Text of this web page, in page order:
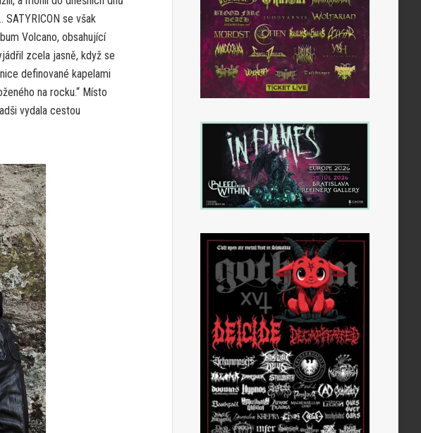
se však
Volcano, obsahující
zcela jasně, když se
definované kapelami
na rocku.“ Místo
vydala cestou